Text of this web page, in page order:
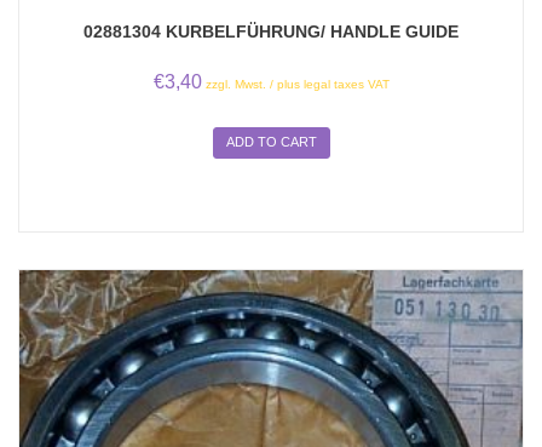
02881304 KURBELFÜHRUNG/ HANDLE GUIDE
€3,40 zzgl. Mwst. / plus legal taxes VAT
ADD TO CART